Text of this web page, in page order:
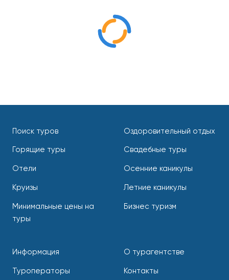
Отдых с детьми
Оздоровительный отдых
Индивидуальные туры
Поиск туров
Горящие туры
Отели
Круизы
Минимальные цены на
туры
Оздоровительный отдых
Свадебные туры
Осенние каникулы
Летние каникулы
Бизнес туризм
Информация
Туроператоры
О турагентстве
Контакты